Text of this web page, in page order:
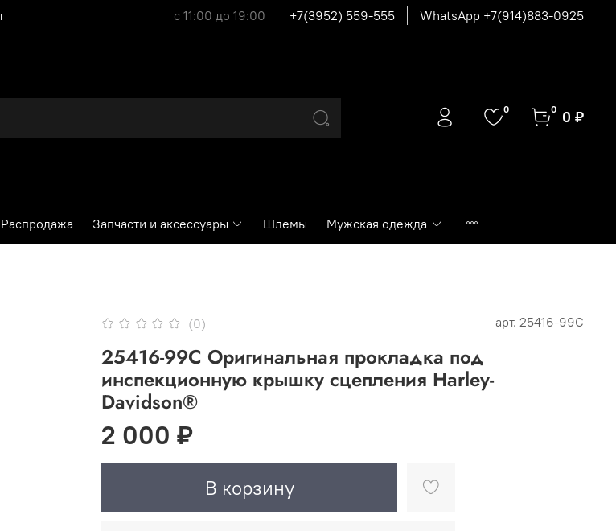
с 11:00 до 19:00 +7(3952) 559-555 WhatsApp +7(914)883-0925
0 0 0 ₽
Распродажа Запчасти и аксессуары Шлемы Мужская одежда
(0) арт. 25416-99C
25416-99C Оригинальная прокладка под
инспекционную крышку сцепления Harley-
Davidson®
2 000 ₽
В корзину